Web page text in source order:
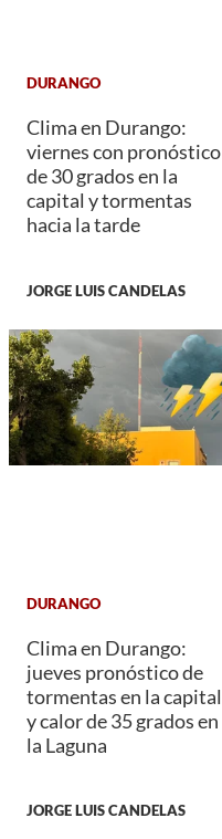
DURANGO
Clima en Durango:
viernes con pronóstico
de 30 grados en la
capital y tormentas
hacia la tarde
JORGE LUIS CANDELAS
DURANGO
Clima en Durango:
jueves pronóstico de
tormentas en la capital
y calor de 35 grados en
la Laguna
JORGE LUIS CANDELAS